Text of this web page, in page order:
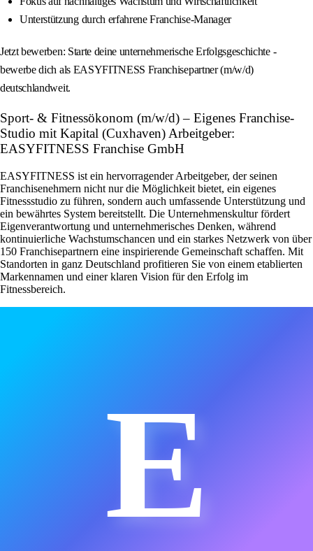
Unterstützung durch erfahrene Franchise-Manager
Jetzt bewerben: Starte deine unternehmerische Erfolgsgeschichte -
bewerbe dich als EASYFITNESS Franchisepartner (m/w/d)
deutschlandweit.
Sport- & Fitnessökonom (m/w/d) – Eigenes Franchise-
Studio mit Kapital (Cuxhaven) Arbeitgeber:
EASYFITNESS Franchise GmbH
EASYFITNESS ist ein hervorragender Arbeitgeber, der seinen
Franchisenehmern nicht nur die Möglichkeit bietet, ein eigenes
Fitnessstudio zu führen, sondern auch umfassende Unterstützung und
ein bewährtes System bereitstellt. Die Unternehmenskultur fördert
Eigenverantwortung und unternehmerisches Denken, während
kontinuierliche Wachstumschancen und ein starkes Netzwerk von über
150 Franchisepartnern eine inspirierende Gemeinschaft schaffen. Mit
Standorten in ganz Deutschland profitieren Sie von einem etablierten
Markennamen und einer klaren Vision für den Erfolg im
Fitnessbereich.
E